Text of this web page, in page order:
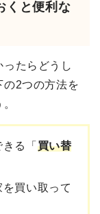
くと便利な
たらどうし
の2つの方法を
る「 買い替
買い取って